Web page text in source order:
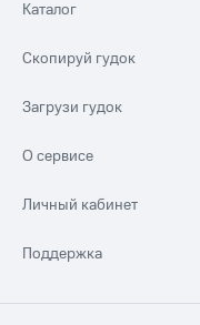
Каталог
Скопируй гудок
Загрузи гудок
О сервисе
Личный кабинет
Поддержка